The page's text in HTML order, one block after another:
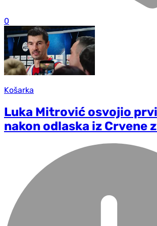
0
Košarka
Luka Mitrović osvojio
nakon odlaska iz Crvene